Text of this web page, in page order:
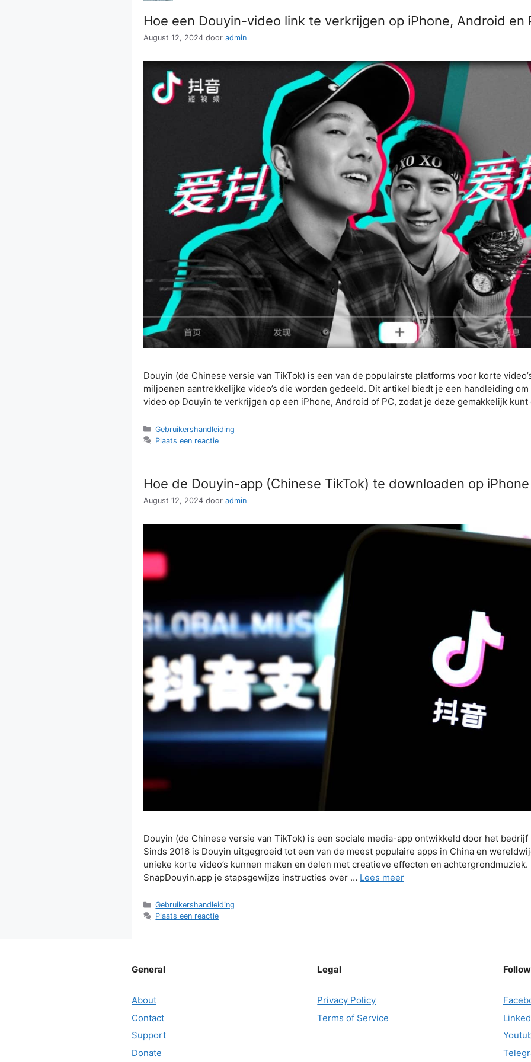
Hoe een Douyin-video link te verkrijgen op iPhone, Android en
August 12, 2024 door admin
Douyin (de Chinese versie van TikTok) is een van de populairste platforms voor korte
miljoenen aantrekkelijke video’s die worden gedeeld. Dit artikel biedt je een handleiding
video op Douyin te verkrijgen op een iPhone, Android of PC, zodat je deze gemakkelijk
Categorieën
Gebruikershandleiding
Plaats een reactie
Hoe de Douyin-app (Chinese TikTok) te downloaden op
August 12, 2024 door admin
Douyin (de Chinese versie van TikTok) is een sociale media-app ontwikkeld door het
Sinds 2016 is Douyin uitgegroeid tot een van de meest populaire apps in China en
unieke korte video’s kunnen maken en delen met creatieve effecten en
SnapDouyin.app je stapsgewijze instructies over … Lees meer
Categorieën
Gebruikershandleiding
Plaats een reactie
General
About
Contact
Support
Donate
Legal
Privacy Policy
Terms of Service